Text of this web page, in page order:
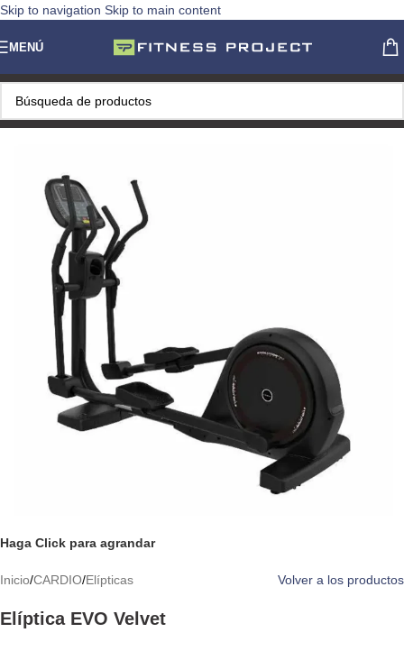
Skip to navigation Skip to main content
MENÚ
Haga Click para agrandar
Inicio/CARDIO/Elípticas Volver a los productos
Elíptica EVO Velvet